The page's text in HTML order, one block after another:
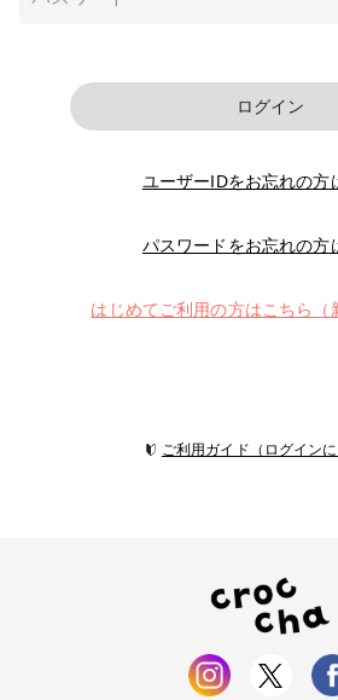
ログイン
ユーザーIDをお忘れの方
パスワードをお忘れの方
はじめてご利用の方はこちら（
ご利用ガイド（ログインに